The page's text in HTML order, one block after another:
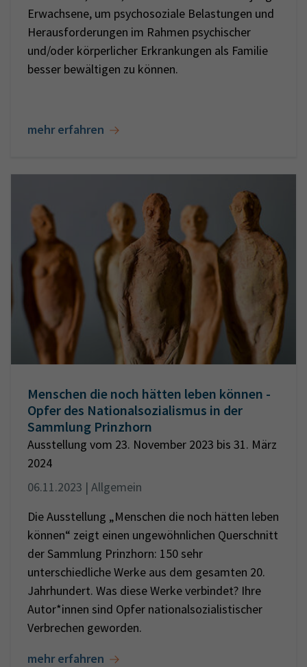
Erwachsene, um psychosoziale Belastungen und
Herausforderungen im Rahmen psychischer
und/oder körperlicher Erkrankungen als Familie
besser bewältigen zu können.
mehr erfahren
Menschen die noch hätten leben können -
Opfer des Nationalsozialismus in der
Sammlung Prinzhorn
Ausstellung vom 23. November 2023 bis 31. März
2024
06.11.2023 | Allgemein
Die Ausstellung „Menschen die noch hätten leben
können“ zeigt einen ungewöhnlichen Querschnitt
der Sammlung Prinzhorn: 150 sehr
unterschiedliche Werke aus dem gesamten 20.
Jahrhundert. Was diese Werke verbindet? Ihre
Autor*innen sind Opfer nationalsozialistischer
Verbrechen geworden.
mehr erfahren